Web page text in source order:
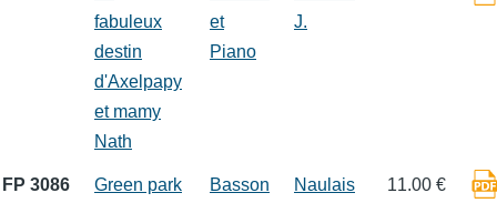
fabuleux
destin
d'Axelpapy
et mamy
Nath
et
Piano
J.
FP 3086 Green park
Basson
Naulais
11.00 €